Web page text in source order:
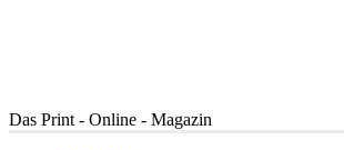
Das Print - Online - Magazin